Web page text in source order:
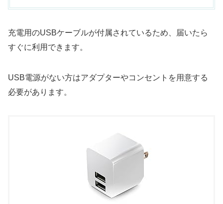
充電用のUSBケーブルが付属されているため、届いたら
すぐに利用できます。
USB電源がない方はアダプターやコンセントを用意する
必要があります。